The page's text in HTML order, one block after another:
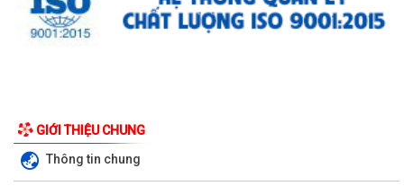
GIỚI THIỆU CHUNG
Thông tin chung
UBND phường triển khai công tác khám sức khoẻ định kỳ, khám sàng
lọc miễn phí cho người dân trên...